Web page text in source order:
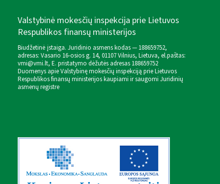
Valstybinė mokesčių inspekcija prie Lietuvos
Respublikos finansų ministerijos
Biudžetinė įstaiga. Juridinio asmens kodas — 188659752,
adresas: Vasario 16-osios g. 14, 01107 Vilnius, Lietuva, el.paštas:
vmi@vmi.lt, E. pristatymo dėžutės adresas 188659752
Duomenys apie Valstybinę mokesčių inspekciją prie Lietuvos
Respublikos finansų ministerijos kaupiami ir saugomi Juridinių
asmenų registre